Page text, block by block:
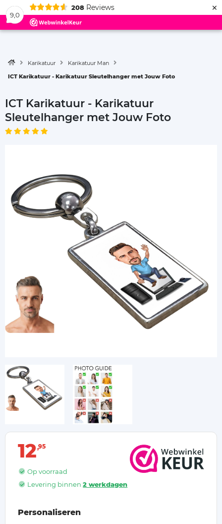
9,0
208 Reviews ×
Menu
Karikatuur
Karikatuur Man
ICT Karikatuur - Karikatuur Sleutelhanger met Jouw Foto
ICT Karikatuur - Karikatuur
Sleutelhanger met Jouw Foto
12 95
Op voorraad
Levering binnen2 werkdagen
Personaliseren